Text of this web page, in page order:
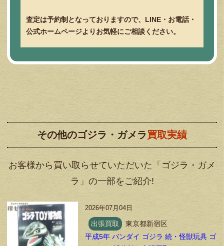
査定は予約制となっておりますので、LINE・お電話・
公式ホームページよりお気軽にご相談ください。
その他のゴジラ・ガメラ買取実績
お客様から買い取らせていただいた「ゴジラ・ガメ
ラ」の一部をご紹介!
2026年07月04日
出張買取
東京都新宿区
平成5年 バンダイ ゴジラ 続・怪獣玩具 ゴ